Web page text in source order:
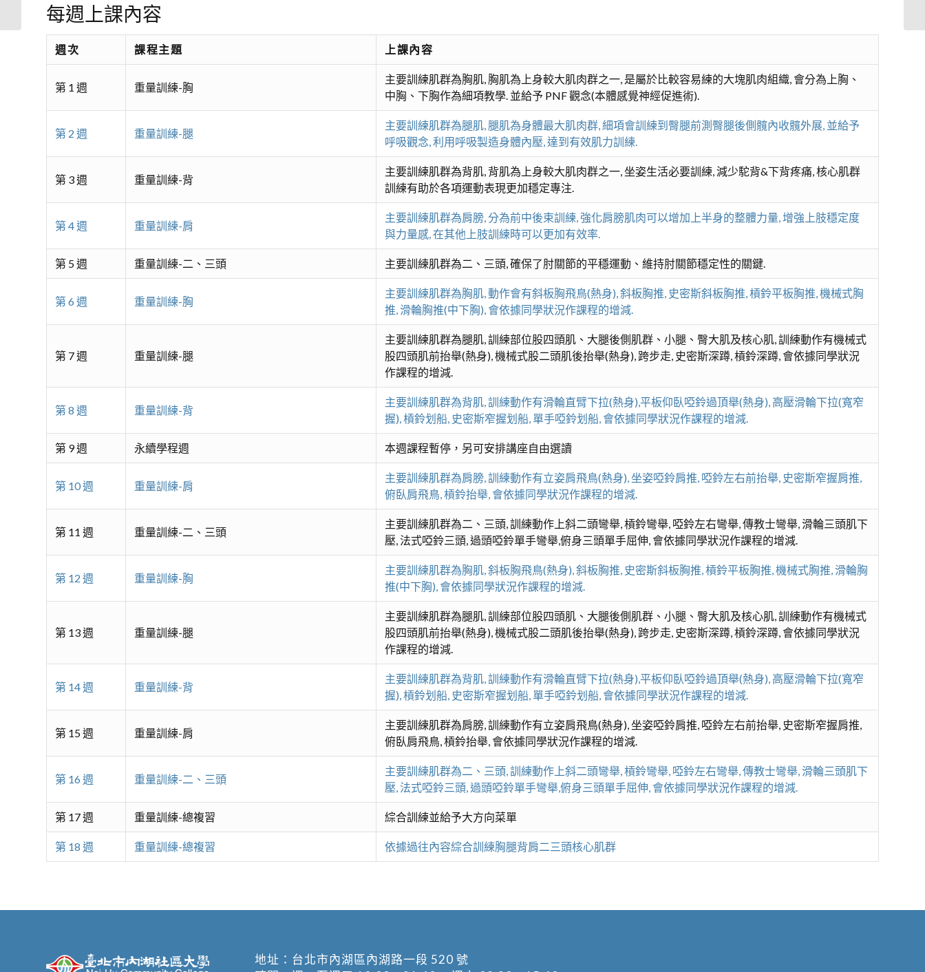
每週上課內容
週次 課程主題 上課內容
第 1 週 重量訓練-胸
主要訓練肌群為胸肌, 胸肌為上身較大肌肉群之一, 是屬於比較容易練的大塊肌肉組織, 會分為上胸、
中胸、下胸作為細項教學. 並給予 PNF 觀念(本體感覺神經促進術).
第 2 週 重量訓練-腿
主要訓練肌群為腿肌, 腿肌為身體最大肌肉群, 細項會訓練到臀腿前測臀腿後側髖內收髖外展, 並給予
呼吸觀念, 利用呼吸製造身體內壓, 達到有效肌力訓練.
第 3 週 重量訓練-背
主要訓練肌群為背肌, 背肌為上身較大肌肉群之一, 坐姿生活必要訓練, 減少駝背&下背疼痛, 核心肌群
訓練有助於各項運動表現更加穩定專注.
第 4 週 重量訓練-肩
主要訓練肌群為肩膀, 分為前中後束訓練, 強化肩膀肌肉可以增加上半身的整體力量, 增強上肢穩定度
與力量感, 在其他上肢訓練時可以更加有效率.
第 5 週 重量訓練-二、三頭 主要訓練肌群為二、三頭, 確保了肘關節的平穩運動、維持肘關節穩定性的關鍵.
第 6 週 重量訓練-胸
主要訓練肌群為胸肌, 動作會有斜板胸飛鳥(熱身), 斜板胸推, 史密斯斜板胸推, 槓鈴平板胸推, 機械式胸
推, 滑輪胸推(中下胸), 會依據同學狀況作課程的增減.
第 7 週 重量訓練-腿
主要訓練肌群為腿肌, 訓練部位股四頭肌、大腿後側肌群、小腿、臀大肌及核心肌, 訓練動作有機械式
股四頭肌前抬舉(熱身), 機械式股二頭肌後抬舉(熱身), 跨步走, 史密斯深蹲, 槓鈴深蹲, 會依據同學狀況
作課程的增減.
第 8 週 重量訓練-背
主要訓練肌群為背肌, 訓練動作有滑輪直臂下拉(熱身),平板仰臥啞鈴過頂舉(熱身), 高壓滑輪下拉(寬窄
握), 槓鈴划船, 史密斯窄握划船, 單手啞鈴划船, 會依據同學狀況作課程的增減.
第 9 週 永續學程週 本週課程暫停，另可安排講座自由選讀
第 10 週 重量訓練-肩
主要訓練肌群為肩膀, 訓練動作有立姿肩飛鳥(熱身), 坐姿啞鈴肩推, 啞鈴左右前抬舉, 史密斯窄握肩推,
俯臥肩飛鳥, 槓鈴抬舉, 會依據同學狀況作課程的增減.
第 11 週 重量訓練-二、三頭
主要訓練肌群為二、三頭, 訓練動作上斜二頭彎舉, 槓鈴彎舉, 啞鈴左右彎舉, 傳教士彎舉, 滑輪三頭肌下
壓, 法式啞鈴三頭, 過頭啞鈴單手彎舉,俯身三頭單手屈伸, 會依據同學狀況作課程的增減.
第 12 週 重量訓練-胸
主要訓練肌群為胸肌, 斜板胸飛鳥(熱身), 斜板胸推, 史密斯斜板胸推, 槓鈴平板胸推, 機械式胸推, 滑輪胸
推(中下胸), 會依據同學狀況作課程的增減.
第 13 週 重量訓練-腿
主要訓練肌群為腿肌, 訓練部位股四頭肌、大腿後側肌群、小腿、臀大肌及核心肌, 訓練動作有機械式
股四頭肌前抬舉(熱身), 機械式股二頭肌後抬舉(熱身), 跨步走, 史密斯深蹲, 槓鈴深蹲, 會依據同學狀況
作課程的增減.
第 14 週 重量訓練-背
主要訓練肌群為背肌, 訓練動作有滑輪直臂下拉(熱身),平板仰臥啞鈴過頂舉(熱身), 高壓滑輪下拉(寬窄
握), 槓鈴划船, 史密斯窄握划船, 單手啞鈴划船, 會依據同學狀況作課程的增減.
第 15 週 重量訓練-肩
主要訓練肌群為肩膀, 訓練動作有立姿肩飛鳥(熱身), 坐姿啞鈴肩推, 啞鈴左右前抬舉, 史密斯窄握肩推,
俯臥肩飛鳥, 槓鈴抬舉, 會依據同學狀況作課程的增減.
第 16 週 重量訓練-二、三頭
主要訓練肌群為二、三頭, 訓練動作上斜二頭彎舉, 槓鈴彎舉, 啞鈴左右彎舉, 傳教士彎舉, 滑輪三頭肌下
壓, 法式啞鈴三頭, 過頭啞鈴單手彎舉,俯身三頭單手屈伸, 會依據同學狀況作課程的增減.
第 17 週 重量訓練-總複習 綜合訓練並給予大方向菜單
第 18 週 重量訓練-總複習 依據過往內容綜合訓練胸腿背肩二三頭核心肌群
地址： 台北市內湖區內湖路一段 520 號